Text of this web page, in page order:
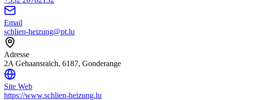
Email
schlien-heizung@pt.lu
Adresse
2A Gehaansraich, 6187, Gonderange
Site Web
https://www.schlien-heizung.lu